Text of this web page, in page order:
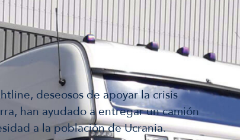
deseosos de apoyar la crisis
han ayudado a entregar un camión
a la población de Ucrania.